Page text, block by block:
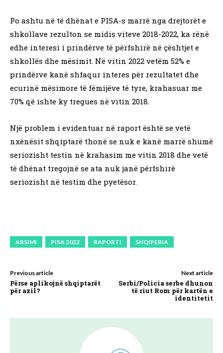
Po ashtu në të dhënat e PISA-s marrë nga drejtorët e
shkollave rezulton se midis viteve 2018-2022, ka rënë
edhe interesi i prindërve të përfshirë në çështjet e
shkollës dhe mësimit. Në vitin 2022 vetëm 52% e
prindërve kanë shfaqur interes për rezultatet dhe
ecurinë mësimore të fëmijëve të tyre, krahasuar me
70% që ishte ky tregues në vitin 2018.
Një problem i evidentuar në raport është se vetë
nxënësit shqiptarë thonë se nuk e kanë marrë shumë
seriozisht testin në krahasim me vitin 2018 dhe vetë
të dhënat tregojnë se ata nuk janë përfshirë
seriozisht në testim dhe pyetësor.
ARSIMI PISA 2022 RAPORTI SHQIPERIA
Previous article
Përse aplikojnë shqiptarët
për azil?
Next article
Serbi/Policia serbe dhunon
të riut Rom për kartën e
identitetit